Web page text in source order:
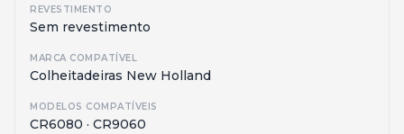
REVESTIMENTO
Sem revestimento
MARCA COMPATÍVEL
Colheitadeiras New Holland
MODELOS COMPATÍVEIS
CR6080 · CR9060